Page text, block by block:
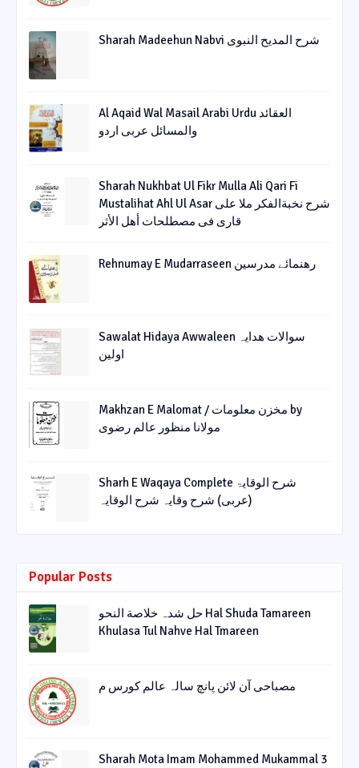
Sharah Madeehun Nabvi شرح المدیح النبوی
Al Aqaid Wal Masail Arabi Urdu العقائد
والمسائل عربی اردو
Sharah Nukhbat Ul Fikr Mulla Ali Qari Fi
Mustalihat Ahl Ul Asar شرح نخبةالفکر ملا علی
قاری فی مصطلحات أھل الأثر
Rehnumay E Mudarraseen رهنمائے مدرسین
Sawalat Hidaya Awwaleen سوالات ھدایہ
اولین
Makhzan E Malomat / مخزن معلومات by
مولانا منظور عالم رضوی
Sharh E Waqaya Complete شرح الوقایۃ
(عربی) شرح وقایہ شرح الوقایہ
Popular Posts
حل شدہ خلاصة النحو Hal Shuda Tamareen
Khulasa Tul Nahve Hal Tmareen
مصباحی آن لائن پانچ سالہ عالم کورس م
Sharah Mota Imam Mohammed Mukammal 3